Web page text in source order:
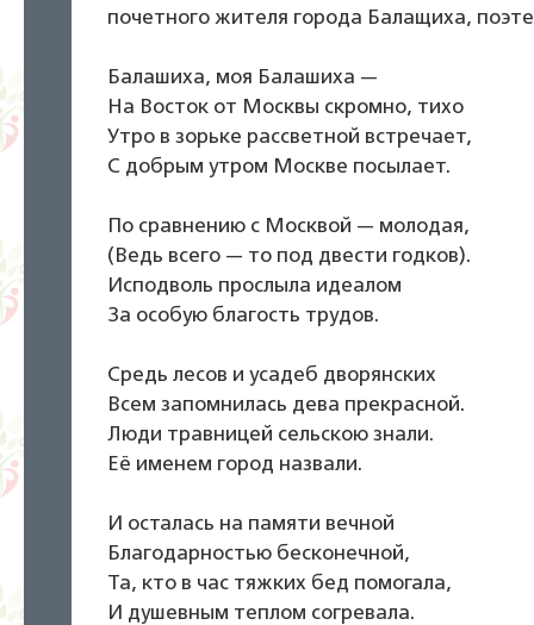
почетного жителя города Балащиха,
Балашиха, моя Балашиха —
На Восток от Москвы скромно, тихо
Утро в зорьке рассветной встречает,
С добрым утром Москве посылает.
По сравнению с Москвой — молодая,
(Ведь всего — то под двести годков).
Исподволь прослыла идеалом
За особую благость трудов.
Средь лесов и усадеб дворянских
Всем запомнилась дева прекрасной.
Люди травницей сельскою знали.
Её именем город назвали.
И осталась на памяти вечной
Благодарностью бесконечной,
Та, кто в час тяжких бед помогала,
И душевным теплом согревала.